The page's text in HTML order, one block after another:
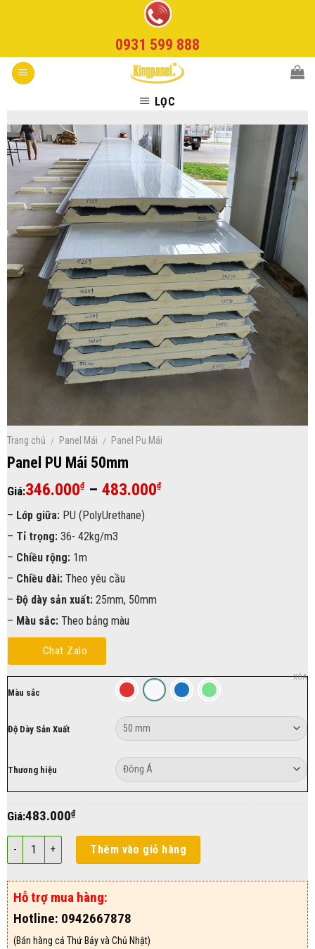
0931 599 888
LỌC
Trang chủ / Panel Mái / Panel Pu Mái
Panel PU Mái 50mm
Giá:346.000₫ – 483.000₫Khoảng
– Lớp giữa: PU (PolyUrethane)
– Tỉ trọng: 36- 42kg/m3
– Chiều rộng: 1m
– Chiều dài: Theo yêu cầu
– Độ dày sản xuất: 25mm, 50mm
– Màu sắc: Theo bảng màu
Chat Zalo
Màu sắc
Độ Dày Sản Xuất
Thương hiệu
XÓA
Giá:483.000₫
Panel PU Mái 50mm số lượngThêm vào giỏ hàng
Hỗ trợ mua hàng:
Hotline: 0942667878
(Bán hàng cả Thứ Bảy và Chủ Nhật)